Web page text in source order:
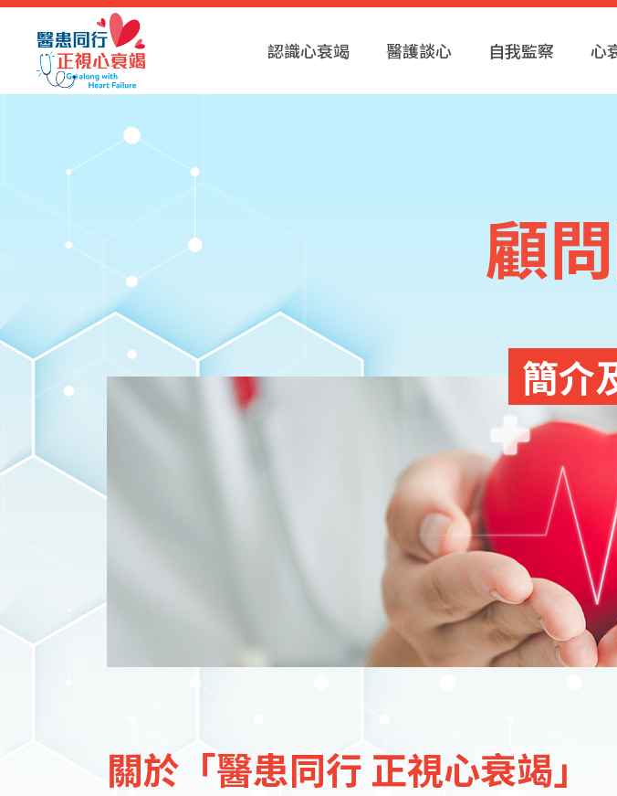
認識心衰竭 醫護談心 自我監察 心
顧
簡介
關於「醫患同行 正視心衰竭」